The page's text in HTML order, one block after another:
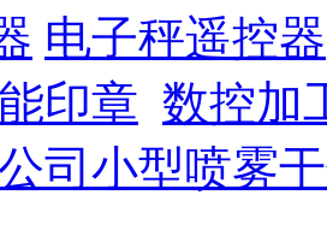
电子秤遥控器
印章 数控加
司 小型喷雾